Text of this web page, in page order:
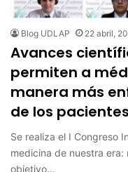
Blog UDLAP 22 abril,
Avances
permiten a
manera más
de los pacientes
Se realiza el I Congreso
medicina de nuestra
objetivo…